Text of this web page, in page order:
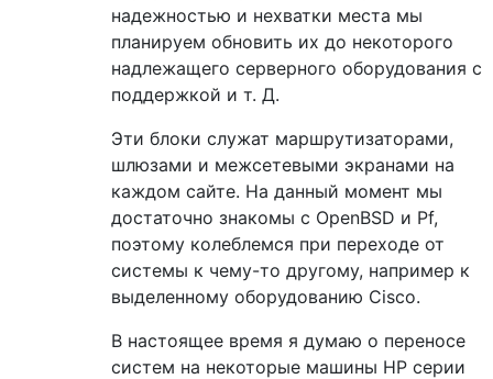
надежностью и нехватки места мы
планируем обновить их до некоторого
надлежащего серверного оборудования с
поддержкой и т. Д.
Эти блоки служат маршрутизаторами,
шлюзами и межсетевыми экранами на
каждом сайте. На данный момент мы
достаточно знакомы с OpenBSD и Pf,
поэтому колеблемся при переходе от
системы к чему-то другому, например к
выделенному оборудованию Cisco.
В настоящее время я думаю о переносе
систем на некоторые машины HP серии